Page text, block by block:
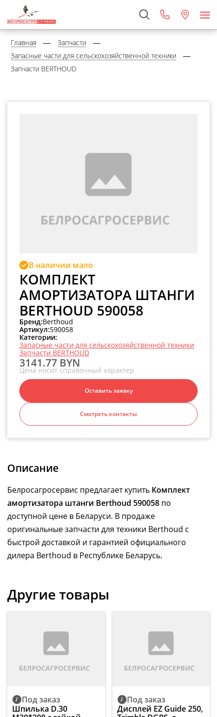
Главная
Запчасти
Запасные части для сельскохозяйственной техники
Запчасти BERTHOUD
В наличии мало
КОМПЛЕКТ
АМОРТИЗАТОРА ШТАНГИ
BERTHOUD 590058
Бренд:Berthoud
Артикул:590058
Категории:
Запасные части для сельскохозяйственной техники
Запчасти BERTHOUD
3141.77 BYN
Цена носит справочный характер
Оставить заявку
Смотреть контакты
Описание
Белросагросервис предлагает купить Комплект
амортизатора штанги Berthoud 590058 по
доступной цене в Беларуси. В продаже
оригинальные запчасти для техники Berthoud с
быстрой доставкой и гарантией официального
дилера Berthoud в Республике Беларусь.
Другие товары
Под заказ
Шпилька D.30
Под заказ
Дисплей EZ Guide 250,